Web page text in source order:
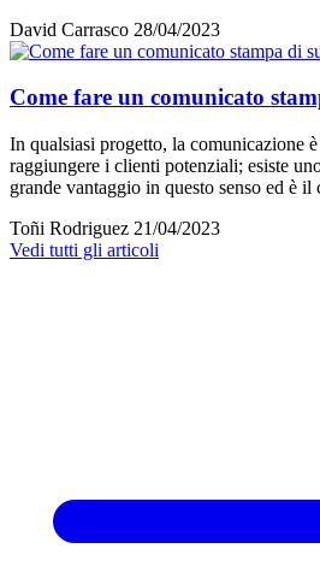
David Carrasco 28/04/2023
Come fare un comunicato
In qualsiasi progetto, la comunicazione
raggiungere i clienti potenziali; esiste
grande vantaggio in questo senso ed è il
Toñi Rodriguez 21/04/2023
Vedi tutti gli articoli